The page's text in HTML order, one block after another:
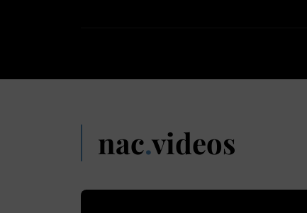
nac.videos